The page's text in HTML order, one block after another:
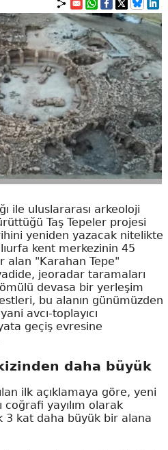
ile uluslararası arkeoloji
Taş Tepeler projesi
yeniden yazacak nitelikte
kent merkezinin 45
alan "Karahan Tepe"
jeoradar taramaları
devasa bir yerleşim
bu alanın günümüzden
avcı-toplayıcı
geçiş evresine
daha büyük
ilk açıklamaya göre, yeni
coğrafi yayılım olarak
3 kat daha büyük bir alana